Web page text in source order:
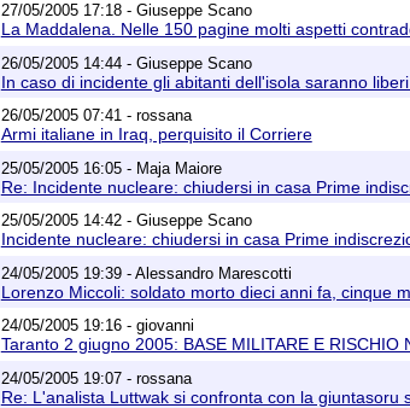
27/05/2005 17:18 - Giuseppe Scano
La Maddalena. Nelle 150 pagine molti aspetti
26/05/2005 14:44 - Giuseppe Scano
In caso di incidente gli abitanti dell'isola saranno
26/05/2005 07:41 - rossana
Armi italiane in Iraq, perquisito il Corriere
25/05/2005 16:05 - Maja Maiore
Re: Incidente nucleare: chiudersi in casa Prime
25/05/2005 14:42 - Giuseppe Scano
Incidente nucleare: chiudersi in casa Prime
24/05/2005 19:39 - Alessandro Marescotti
Lorenzo Miccoli: soldato morto dieci anni fa, cinque
24/05/2005 19:16 - giovanni
Taranto 2 giugno 2005: BASE MILITARE E RISCHIO
24/05/2005 19:07 - rossana
Re: L'analista Luttwak si confronta con la giuntasoru